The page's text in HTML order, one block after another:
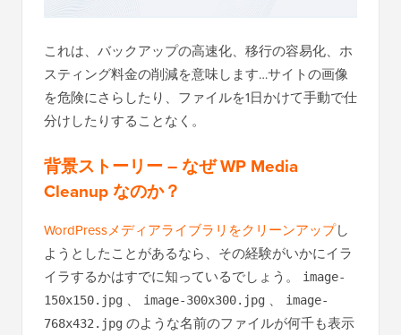
これは、バックアップの高速化、移行の容易化、ホ
スティング料金の削減を意味します…サイトの画像
を危険にさらしたり、ファイルを1日かけて手動で仕
分けしたりすることなく。
背景ストーリー – なぜ WP Media
Cleanup なのか？
WordPressメディアライブラリをクリーンアップし
ようとしたことがあるなら、その経験がいかにイラ
イラするかはすでに知っているでしょう。
image-
150x150.jpg 、 image-300x300.jpg 、
image-
768x432.jpg のような名前のファイルが何千も表示